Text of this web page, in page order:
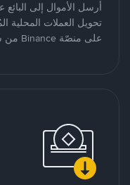
أرسل الأموال إلى
تحويل العملات المحلية
على منصّة Binance من شخص لشخص.